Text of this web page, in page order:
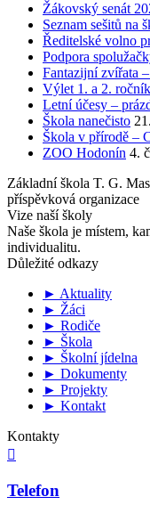
Žákovský senát
Seznam sešitů na
Ředitelské volno
Podpora
Fantazijní zvířata
Výlet 1. a 2.
Letní účesy –
Škola nanečisto
Škola v přírodě –
ZOO Hodonín 4.
Základní škola T. G.
příspěvková organizace
Vize naší školy
Naše škola je místem,
individualitu.
Důležité odkazy
► Aktuality
► Žáci
► Rodiče
► Škola
► Školní jídelna
► Dokumenty
► Projekty
► Kontakt
Kontakty

Telefon